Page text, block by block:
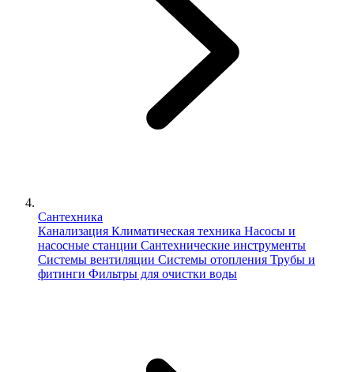
Сантехника
Канализация Климатическая техника Насосы и
насосные станции Сантехнические инструменты
Системы вентиляции Системы отопления Трубы и
фитинги Фильтры для очистки воды